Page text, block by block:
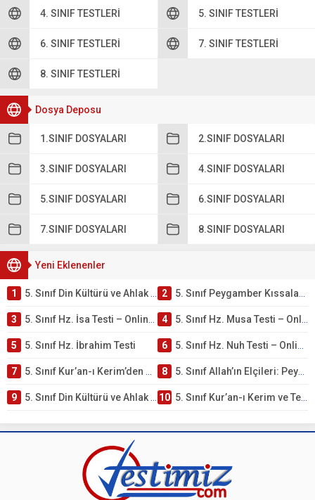
4. SINIF TESTLERI 5. SINIF TESTLERI
6. SINIF TESTLERI 7. SINIF TESTLERI
8. SINIF TESTLERI
Dosya Deposu
1.SINIF DOSYALARI 2.SINIF DOSYALARI
3.SINIF DOSYALARI 4.SINIF DOSYALARI
5.SINIF DOSYALARI 6.SINIF DOSYALARI
7.SINIF DOSYALARI 8.SINIF DOSYALARI
Yeni Eklenenler
1 5. Sınıf Din Kültürü ve Ahlak Bilgisi 4. Ünite: Peygamber Kıssaları Çalışmaları 2 5. Sınıf Peygamber Kıssaları Ünite Testi – Online Çöz
3 5. Sınıf Hz. İsa Testi – Online Çöz 4 5. Sınıf Hz. Musa Testi – Online Çöz
5 5. Sınıf Hz. İbrahim Testi 6 5. Sınıf Hz. Nuh Testi – Online Çöz
7 5. Sınıf Kur’an-ı Kerim’den Öğütler – Peygamber Kıssaları Testi – Online Çöz 8 5. Sınıf Allah’ın Elçileri: Peygamberler Testi – Online Çöz
9 5. Sınıf Din Kültürü ve Ahlak Bilgisi 3. Ünite: Kur’an-ı Kerim Çalışmaları 10 5. Sınıf Kur’an-ı Kerim ve Temel Özellikleri Testi – Online Çöz